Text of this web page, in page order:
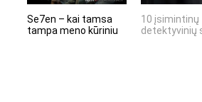
Se7en – kai tamsa
tampa meno kūriniu
10 įsimintinų
detektyvinių